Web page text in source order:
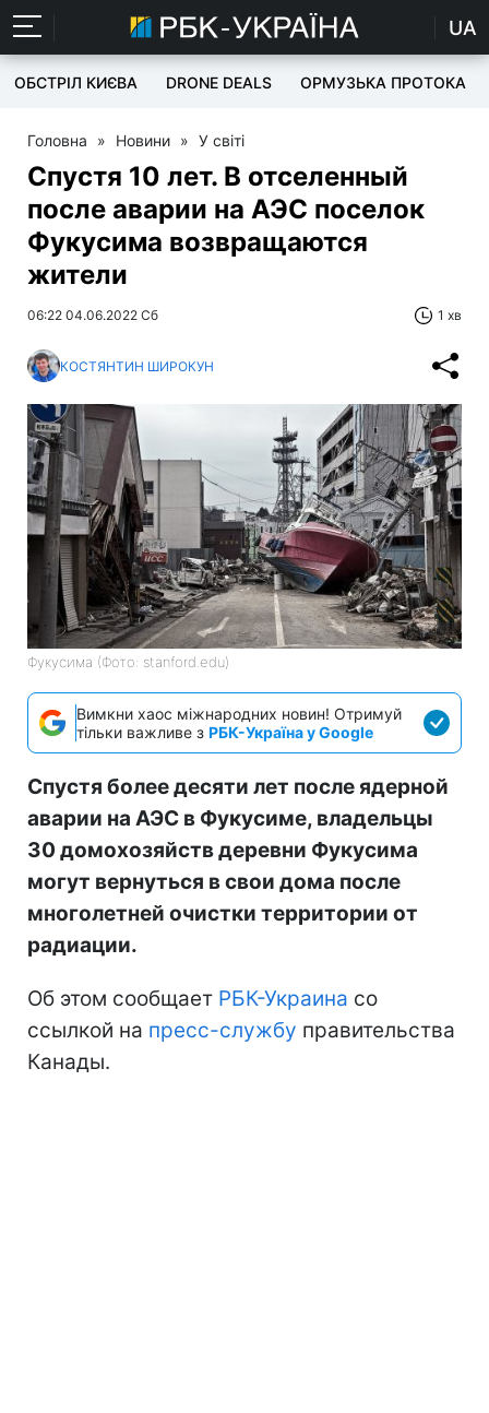
UA
ОБСТРІЛ КИЄВА DRONE DEALS ОРМУЗЬКА ПРОТОКА
Головна » Новини » У світі
Спустя 10 лет. В отселенный
после аварии на АЭС поселок
Фукусима возвращаются
жители
06:22 04.06.2022 Сб 1 хв
КОСТЯНТИН ШИРОКУН
Фукусима (Фото: stanford.edu)
Вимкни хаос міжнародних новин! Отримуй
тільки важливе з РБК-Україна у Google
Спустя более десяти лет после ядерной
аварии на АЭС в Фукусиме, владельцы
30 домохозяйств деревни Фукусима
могут вернуться в свои дома после
многолетней очистки территории от
радиации.
Об этом сообщает РБК-Украина со
ссылкой на пресс-службу правительства
Канады.